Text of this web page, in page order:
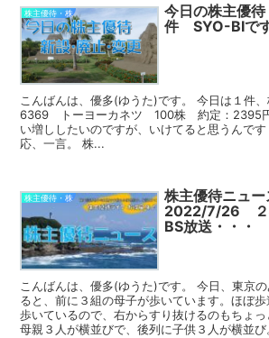
株主優待・株
今日の株主優
件 SYO-BIで
こんばんは、優多(ゆうた)です。 今日は１件
6369 トーヨーカネツ 100株 約定：2395円
い増ししたいのですが、いけてると思うんで
応、一言。 株...
株主優待・株
株主優待ニュ
2022/7/26 ２
BS放送・・・
こんばんは、優多(ゆうた)です。 今日、東京
ると、前に３組の母子が歩いています。ほぼ
歩いているので、右からすり抜けるのもちょ
母親３人が横並びで、後列に子供３人が横並び